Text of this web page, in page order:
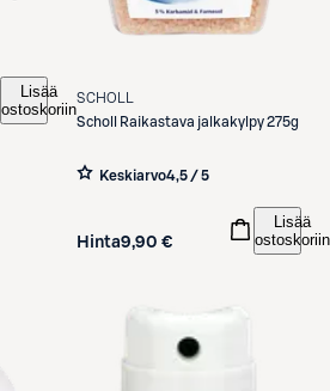
Lisää
ostoskoriin
SCHOLL
Scholl
Raikastava jalkakylpy 275g
Keskiarvo4,5 / 5
Hinta9,90 €
Lisää
ostoskoriin